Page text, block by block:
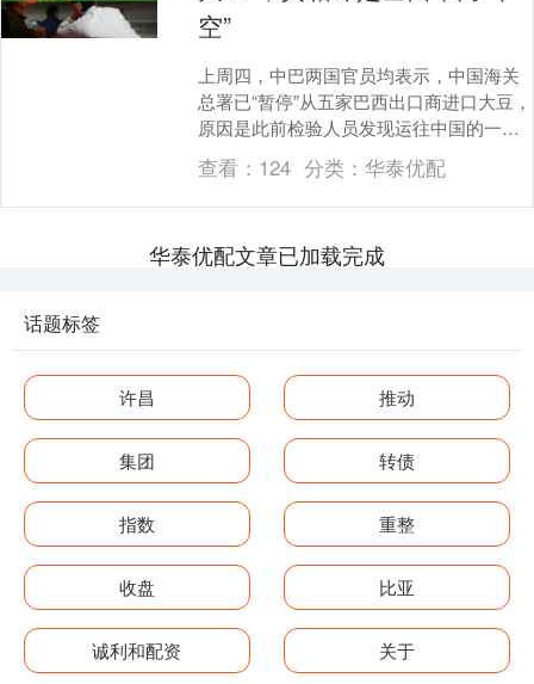
空”
上周四，中巴两国官员均表示，中国海关
总署已“暂停”从五家巴西出口商进口大豆，
原因是此前检验人员发现运往中国的一批
货物中掺杂了经农药处理的小麦，此举“严
重违反”中....
查看： 124 分类： 华泰优配
华泰优配文章已加载完成
话题标签
许昌 推动
集团 转债
指数 重整
收盘 比亚
诚利和配资 关于